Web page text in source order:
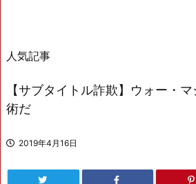
人気記事
【サブタイトル詐欺】ウォー・
術だ
2019年4月16日